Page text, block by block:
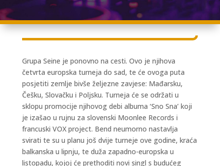
Grupa Seine je ponovno na cesti. Ovo je njihova
četvrta europska turneja do sad, te će ovoga puta
posjetiti zemlje bivše željezne zavjese: Mađarsku,
Češku, Slovačku i Poljsku. Turneja će se održati u
sklopu promocije njihovog debi albuma ‘Sno Sna’ koji
je izašao u rujnu za slovenski Moonlee Records i
francuski VOX project. Bend neumorno nastavlja
svirati te su u planu još dvije turneje ove godine, kraća
balkanska u lipnju, te duža zapadno-europska u
listopadu, kojoj će prethoditi novi singl s budućeg